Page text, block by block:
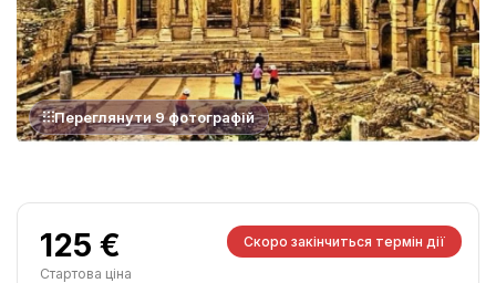
Переглянути 9 фотографій
Скоро закінчиться термін дії
125 €
Стартова ціна